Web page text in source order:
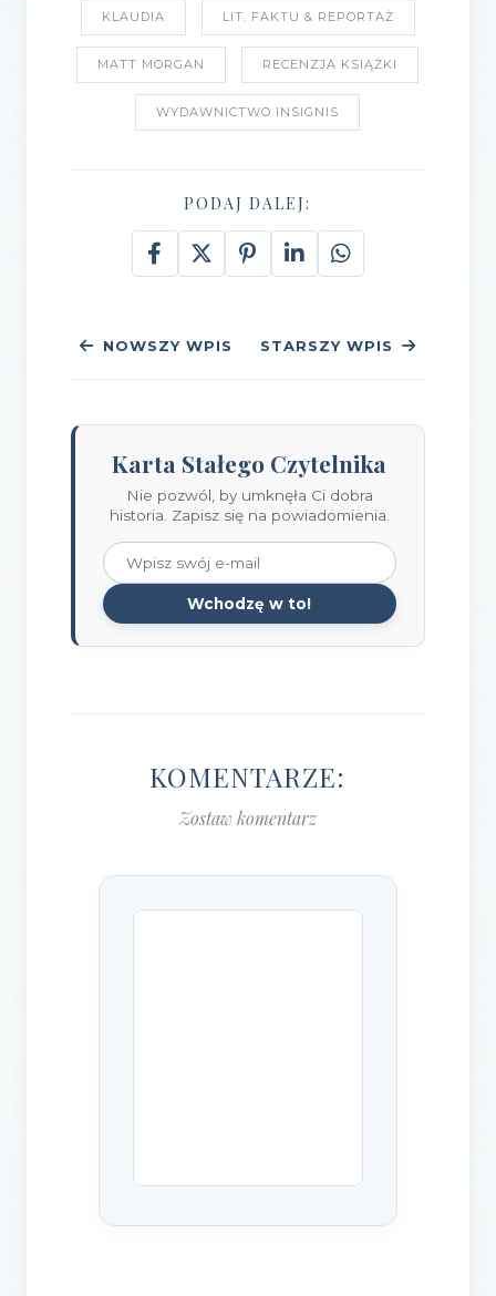
KLAUDIA LIT. FAKTU & REPORTAŻ
MATT MORGAN RECENZJA KSIĄŻKI
WYDAWNICTWO INSIGNIS
PODAJ DALEJ:
NOWSZY WPIS STARSZY WPIS
Karta Stałego Czytelnika
Nie pozwól, by umknęła Ci dobra
historia. Zapisz się na powiadomienia.
Wchodzę w to!
KOMENTARZE:
Zostaw komentarz